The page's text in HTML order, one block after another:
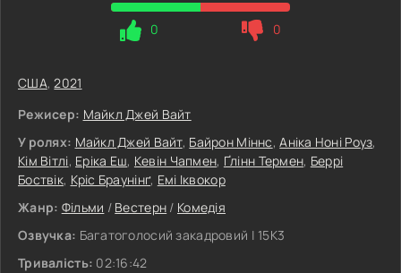
0 0
США,2021
Режисер: Майкл Джей Вайт
У ролях: Майкл Джей Вайт, Байрон Міннс,Аніка Ноні Роуз,
Кім Вітлі, Еріка Еш, Кевін Чапмен, Ґлінн Термен, Беррі
Боствік, Кріс Браунінґ, Емі Іквокор
Жанр: Фільми / Вестерн / Комедія
Озвучка: Багатоголосий закадровий | 15K3
Тривалість: 02:16:42